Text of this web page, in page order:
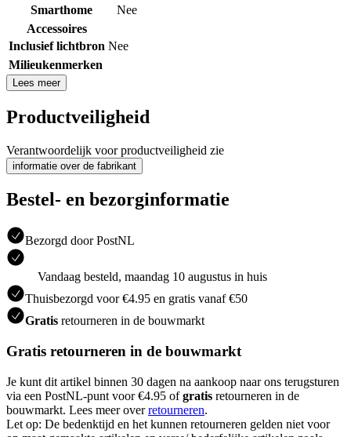
Smarthome
Nee
Accessoires
Inclusief lichtbron Nee
Milieukenmerken
Lees meer
Productveiligheid
Verantwoordelijk voor productveiligheid zie
informatie over de fabrikant
Bestel- en bezorginformatie
Bezorgd door PostNL
Vandaag besteld, maandag 10 augustus in huis
Thuisbezorgd voor €4.95 en gratis vanaf €50
Gratis retourneren in de bouwmarkt
Gratis retourneren in de bouwmarkt
Je kunt dit artikel binnen 30 dagen na aankoop naar ons terugsturen
via een PostNL-punt voor €4.95 ofgratis retourneren in de
bouwmarkt. Lees meer overretourneren.
Let op: De bedenktijd en het kunnen retourneren gelden niet voor